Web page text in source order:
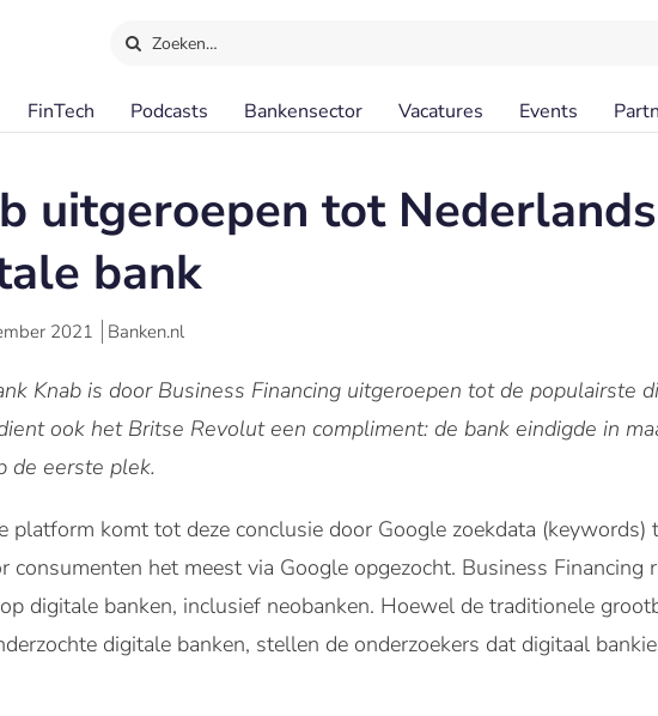
Zoeken…
FinTech Podcasts Bankensector Vacatures Events
uitgeroepen tot
bank
2021 Banken.nl
Knab is door Business Financing uitgeroepen tot de populairste
ook het Britse Revolut een compliment: de bank eindigde in
de eerste plek.
platform komt tot deze conclusie door Google zoekdata
consumenten het meest via Google opgezocht. Business Financing
digitale banken, inclusief neobanken. Hoewel de traditionele
digitale banken, stellen de onderzoekers dat digitaal